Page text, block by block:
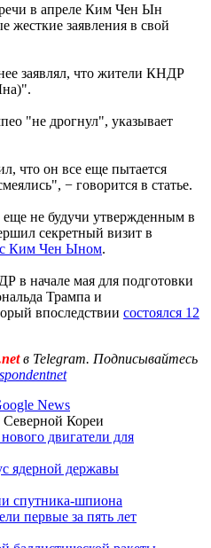
в апреле Ким Чен Ын
заявления в свой
заявлял, что жители КНДР
"не дрогнул", указывает
что он все еще пытается
− говорится в статье.
не будучи утвержденным в
секретный визит в
с Ким Чен Ыном.
в начале мая для подготовки
Трампа и
впоследствии состоялся 12
в Telegram. Подписывайтесь
News
Северной Кореи
двигатели для
ядерной державы
спутника-шпиона
первые за пять лет